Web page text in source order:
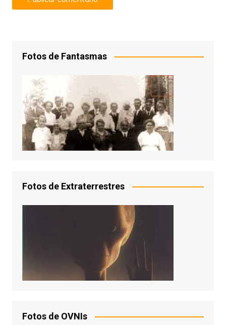
Fotos de Fantasmas
Fotos de Extraterrestres
Fotos de OVNIs